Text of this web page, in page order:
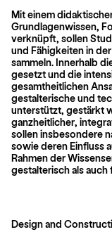
Mit einem
Grundlagenwissen,
verknüpft, sollen
und Fähigkeiten in
sammeln. Innerhalb
gesetzt und die
gesamtheitlichen
gestalterische und
unterstützt, gestärkt
ganzheitlicher,
sollen insbesondere
sowie deren Einfluss
Rahmen der
gestalterisch als
Design and